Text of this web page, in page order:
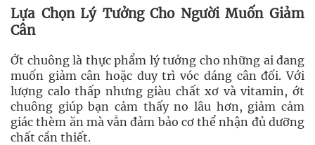
Lựa Chọn Lý Tưởng Cho Người Muốn Giảm
Cân
Ớt chuông là thực phẩm lý tưởng cho những ai đang
muốn giảm cân hoặc duy trì vóc dáng cân đối. Với
lượng calo thấp nhưng giàu chất xơ và vitamin, ớt
chuông giúp bạn cảm thấy no lâu hơn, giảm cảm
giác thèm ăn mà vẫn đảm bảo cơ thể nhận đủ dưỡng
chất cần thiết.